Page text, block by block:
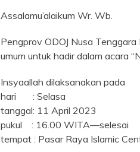
Assalamu’alaikum Wr. Wb.
Pengprov ODOJ Nusa
umum untuk hadir dalam acara
Insyaallah dilaksanakan pada
hari : Selasa
tanggal: 11 April 2023
pukul : 16.00 WITA—selesai
tempat : Pasar Raya Islamic